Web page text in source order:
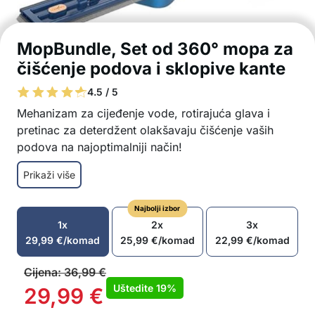
MopBundle, Set od 360° mopa za
čišćenje podova i sklopive kante
4.5 / 5
Mehanizam za cijeđenje vode, rotirajuća glava i
pretinac za deterdžent olakšavaju čišćenje vaših
podova na najoptimalniji način!
Metla ima poseban mehanizam koji omogućuje
brzo i jednostavno cijeđenje vode
Glava se rotira za 360°
Glava metle također ima otvor u koji možete uliti
sredstvo za čišćenje
Kanta je sklopiva, tako da ne zauzima puno
prostora
Kanta je dovoljno velika, možete umočiti cijelo
dno metle u nju
Prikaži više
1x
29,99€/komad
Najbolji izbor
2x
25,99 €/komad
3x
22,99 €/komad
Cijena:36,99€
29,99 € Uštedite 19%